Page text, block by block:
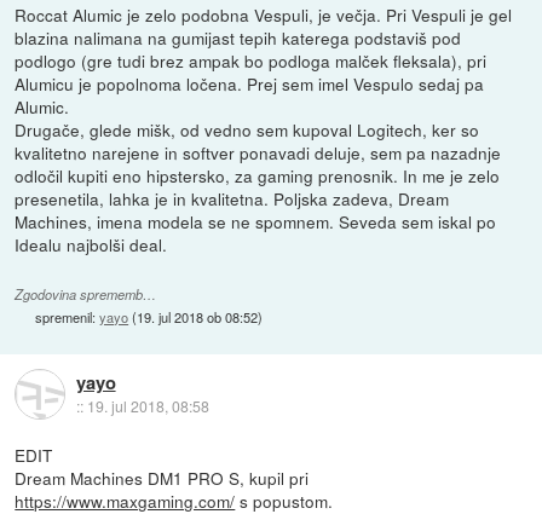
Roccat Alumic je zelo podobna Vespuli, je večja. Pri Vespuli je gel
blazina nalimana na gumijast tepih katerega podstaviš pod
podlogo (gre tudi brez ampak bo podloga malček fleksala), pri
Alumicu je popolnoma ločena. Prej sem imel Vespulo sedaj pa
Alumic.
Drugače, glede mišk, od vedno sem kupoval Logitech, ker so
kvalitetno narejene in softver ponavadi deluje, sem pa nazadnje
odločil kupiti eno hipstersko, za gaming prenosnik. In me je zelo
presenetila, lahka je in kvalitetna. Poljska zadeva, Dream
Machines, imena modela se ne spomnem. Seveda sem iskal po
Idealu najbolši deal.
Zgodovina sprememb…
spremenil:yayo(19. jul 2018 ob 08:52)
yayo
:: 19. jul 2018, 08:58
EDIT
Dream Machines DM1 PRO S, kupil pri
https://www.maxgaming.com/ s popustom.